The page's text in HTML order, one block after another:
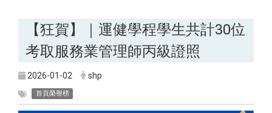
【狂賀】｜運健學程學生共計30位
考取服務業管理師丙級證照
2026-01-02 shp
首頁榮譽榜